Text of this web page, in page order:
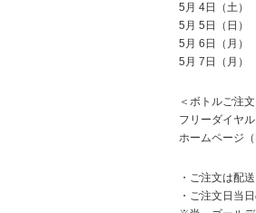
5月 4日（土）
5月 5日（日）
5月 6日（月）
5月 7日（月）
＜ボトルご注文
フリーダイヤ
ホームページ
・ご注文は配
・ご注文日当